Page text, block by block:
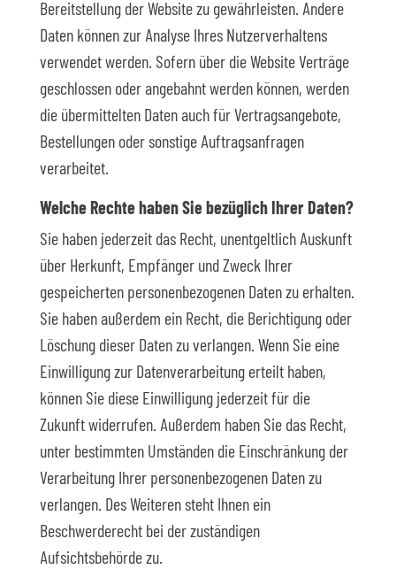
Bereitstellung der Website zu gewährleisten. Andere
Daten können zur Analyse Ihres Nutzerverhaltens
verwendet werden. Sofern über die Website Verträge
geschlossen oder angebahnt werden können, werden
die übermittelten Daten auch für Vertragsangebote,
Bestellungen oder sonstige Auftragsanfragen
verarbeitet.
Welche Rechte haben Sie bezüglich Ihrer Daten?
Sie haben jederzeit das Recht, unentgeltlich Auskunft
über Herkunft, Empfänger und Zweck Ihrer
gespeicherten personenbezogenen Daten zu erhalten.
Sie haben außerdem ein Recht, die Berichtigung oder
Löschung dieser Daten zu verlangen. Wenn Sie eine
Einwilligung zur Datenverarbeitung erteilt haben,
können Sie diese Einwilligung jederzeit für die
Zukunft widerrufen. Außerdem haben Sie das Recht,
unter bestimmten Umständen die Einschränkung der
Verarbeitung Ihrer personenbezogenen Daten zu
verlangen. Des Weiteren steht Ihnen ein
Beschwerderecht bei der zuständigen
Aufsichtsbehörde zu.